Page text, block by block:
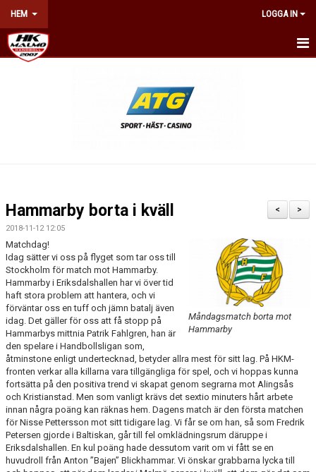
HEM LOGGA IN
KALENDER
NÄTVERKET
WEBSHOP
TRÄNINGSSCHEMA
VILL DU BLI PARTNER I HK MALMÖ
>
<
Hammarby borta i kväll
2018-11-12 12:05
Måndagsmatch borta mot
Hammarby
Matchdag!
Idag sätter vi oss på flyget som tar oss till
Stockholm för match mot Hammarby.
Hammarby i Eriksdalshallen har vi över tid
haft stora problem att hantera, och vi
förväntar oss en tuff och jämn batalj även
idag. Det gäller för oss att få stopp på
Hammarbys mittnia Patrik Fahlgren, han är
den spelare i Handbollsligan som,
åtminstone enligt undertecknad, betyder allra mest för sitt lag. På HKM-
fronten verkar alla killarna vara tillgängliga för spel, och vi hoppas kunna
fortsätta på den positiva trend vi skapat genom segrarna mot Alingsås
och Kristianstad. Men som vanligt krävs det sextio minuters hårt arbete
innan några poäng kan räknas hem. Dagens match är den första matchen
för Nisse Pettersson mot sitt tidigare lag. Vi får se om han, så som Fredrik
Petersen gjorde i Baltiskan, går till fel omklädningsrum däruppe i
Eriksdalshallen. En kul poäng hade dessutom varit om vi fått se en
huvudroll från Anton ”Bajen” Blickhammar. Vi önskar grabbarna lycka till